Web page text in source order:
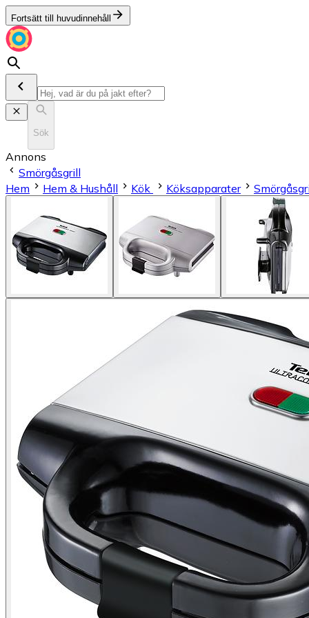
Fortsätt till huvudinnehåll
Sök
Annons
Smörgåsgrill
Hem
Hem & Hushåll Kök Köksapparater